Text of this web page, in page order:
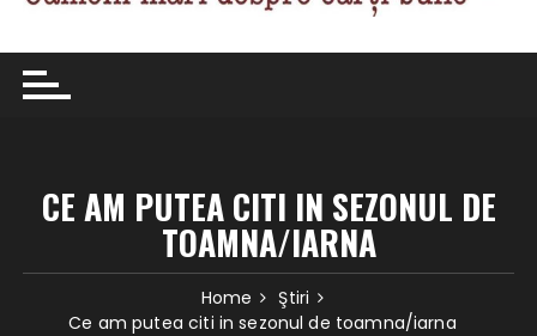
CE AM PUTEA CITI IN SEZONUL DE
TOAMNA/IARNA
Home
Ştiri
Ce am putea citi in sezonul de toamna/iarna